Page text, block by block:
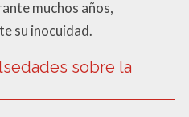
muchos años,
su inocuidad.
sobre la